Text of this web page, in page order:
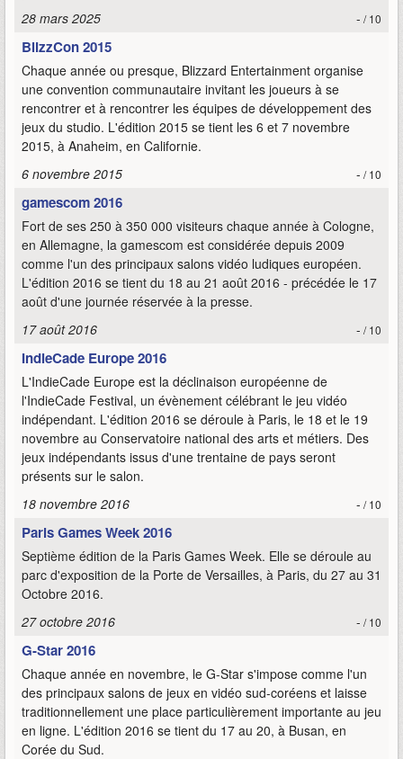
28 mars 2025
- / 10
BlizzCon 2015
Chaque année ou presque, Blizzard Entertainment organise
une convention communautaire invitant les joueurs à se
rencontrer et à rencontrer les équipes de développement des
jeux du studio. L'édition 2015 se tient les 6 et 7 novembre
2015, à Anaheim, en Californie.
6 novembre 2015
- / 10
gamescom 2016
Fort de ses 250 à 350 000 visiteurs chaque année à Cologne,
en Allemagne, la gamescom est considérée depuis 2009
comme l'un des principaux salons vidéo ludiques européen.
L'édition 2016 se tient du 18 au 21 août 2016 - précédée le 17
août d'une journée réservée à la presse.
17 août 2016
- / 10
IndieCade Europe 2016
L'IndieCade Europe est la déclinaison européenne de
l'IndieCade Festival, un évènement célébrant le jeu vidéo
indépendant. L'édition 2016 se déroule à Paris, le 18 et le 19
novembre au Conservatoire national des arts et métiers. Des
jeux indépendants issus d'une trentaine de pays seront
présents sur le salon.
18 novembre 2016
- / 10
Paris Games Week 2016
Septième édition de la Paris Games Week. Elle se déroule au
parc d'exposition de la Porte de Versailles, à Paris, du 27 au 31
Octobre 2016.
27 octobre 2016
- / 10
G-Star 2016
Chaque année en novembre, le G-Star s'impose comme l'un
des principaux salons de jeux en vidéo sud-coréens et laisse
traditionnellement une place particulièrement importante au jeu
en ligne. L'édition 2016 se tient du 17 au 20, à Busan, en
Corée du Sud.